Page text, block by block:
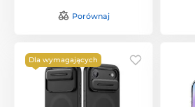
Porównaj
Dla wymagających